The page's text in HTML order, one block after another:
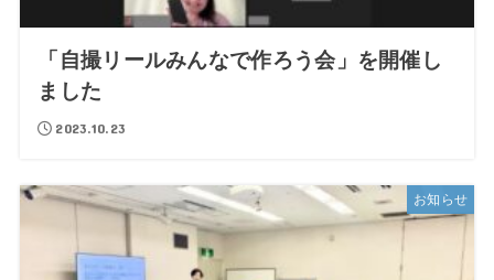
「自撮リールみんなで作ろう会」を開催し
ました
2023.10.23
お知らせ